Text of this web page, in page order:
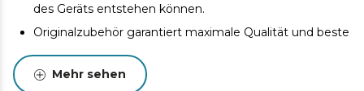
des Geräts entstehen können.
Originalzubehör garantiert maximale Qualität und beste
verlängern, wird eine Wartung empfohlen.
Mehr sehen